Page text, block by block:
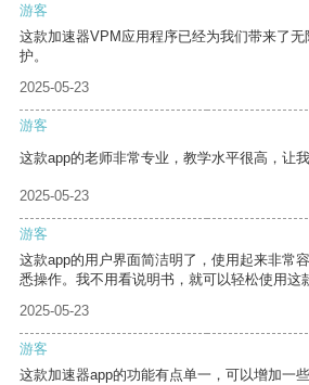
游客
这款加速器VPM应用程序已经为我们带来了
护。
2025-05-23
游客
这款app的老师非常专业，教学水平很高，让
2025-05-23
游客
这款app的用户界面简洁明了，使用起来非常
悉操作。我不用看说明书，就可以轻松使用这
2025-05-23
游客
这款加速器app的功能有点单一，可以增加一